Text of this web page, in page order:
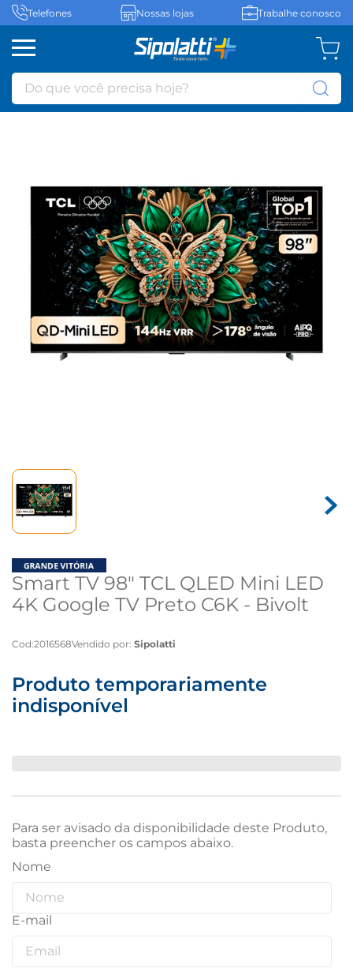
Telefones Nossas lojas Trabalhe conosco
Do que você precisa hoje?
Smart TV 98" TCL QLED Mini LED
4K Google TV Preto C6K - Bivolt
Cod:2016568Vendido por: Sipolatti
Produto temporariamente
indisponível
Para ser avisado da disponibilidade deste Produto,
basta preencher os campos abaixo.